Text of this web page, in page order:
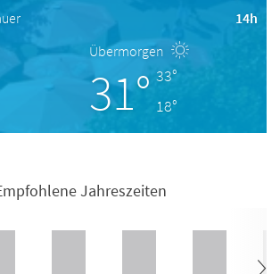
14h
Übermorgen
31° 33°
18°
Jahreszeiten